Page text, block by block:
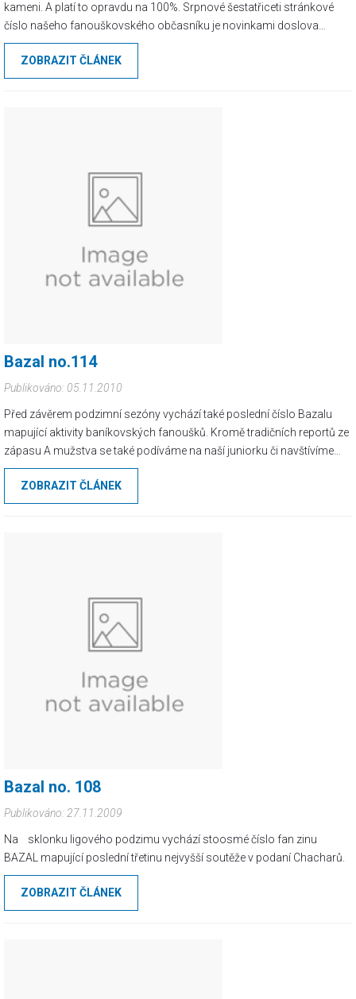
kameni. A platí to opravdu na 100%. Srpnové šestatřiceti stránkové
číslo našeho fanouškovského občasníku je novinkami doslova
nabité. Premiérově můžete v novém výtisku očekávat barevné
ZOBRAZIT ČLÁNEK
Bazal no.114
Publikováno: 05.11.2010
Před závěrem podzimní sezóny vychází také poslední číslo Bazalu
mapující aktivity baníkovských fanoušků. Kromě tradičních reportů ze
zápasu A mužstva se také podíváme na naší juniorku či navštívíme
zápasy Chacharek. Chybět nebude ani report z utkání GKS, opět také
navštívíme reprezentaci a po delší odmlce zavítáme i do Chebu.
ZOBRAZIT ČLÁNEK
Bazal no. 108
Publikováno: 27.11.2009
Na sklonku ligového podzimu vychází stoosmé číslo fan zinu
BAZAL mapující poslední třetinu nejvyšší soutěže v podaní Chacharů.
ZOBRAZIT ČLÁNEK